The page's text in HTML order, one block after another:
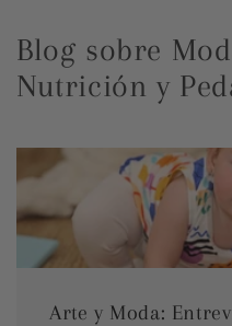
Blog sobre
Nutrición y
Arte y Moda: